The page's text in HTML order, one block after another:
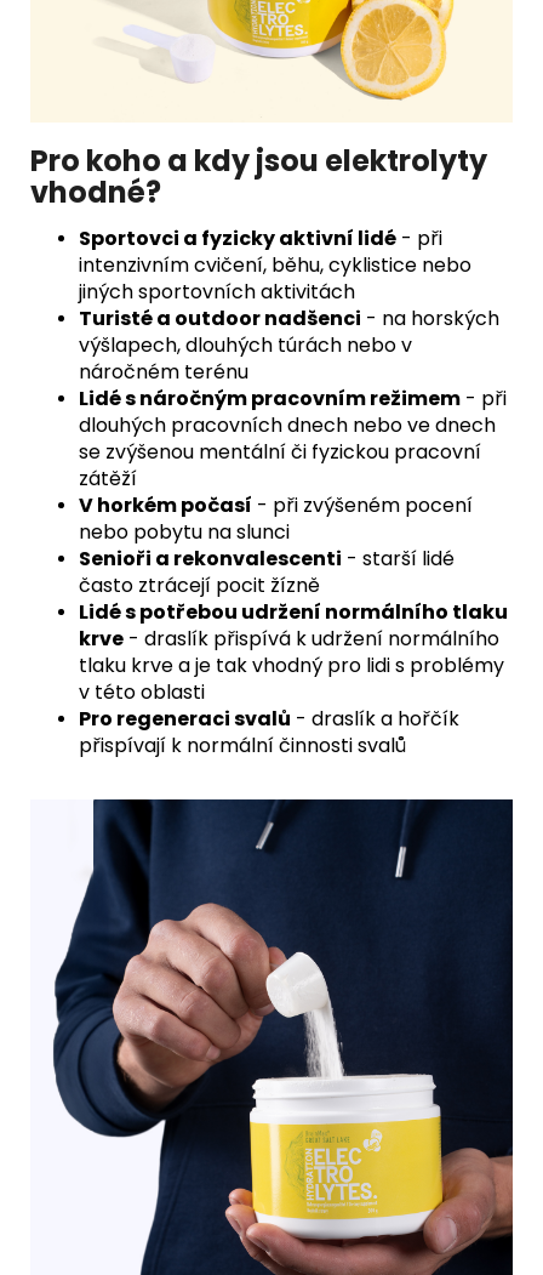
Pro koho a kdy jsou elektrolyty
vhodné?
Sportovci a fyzicky aktivní lidé - při
intenzivním cvičení, běhu, cyklistice nebo
jiných sportovních aktivitách
Turisté a outdoor nadšenci - na horských
výšlapech, dlouhých túrách nebo v
náročném terénu
Lidé s náročným pracovním režimem - při
dlouhých pracovních dnech nebo ve dnech
se zvýšenou mentální či fyzickou pracovní
zátěží
V horkém počasí - při zvýšeném pocení
nebo pobytu na slunci
Senioři a rekonvalescenti - starší lidé
často ztrácejí pocit žízně
Lidé s potřebou udržení normálního tlaku
krve - draslík přispívá k udržení normálního
tlaku krve a je tak vhodný pro lidi s problémy
v této oblasti
Pro regeneraci svalů - draslík a hořčík
přispívají k normální činnosti svalů